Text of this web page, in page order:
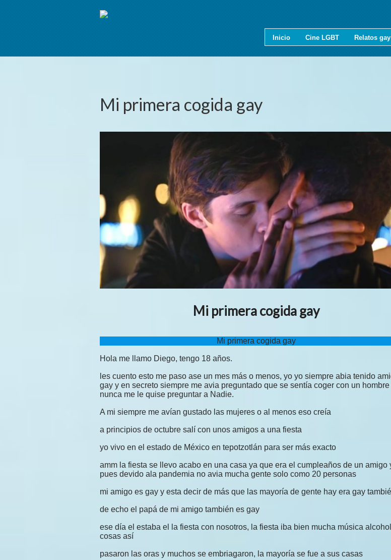
Inicio Cine LGBT Relatos gay
Mi primera cogida gay
Mi primera cogida gay
Mi primera cogida gay
Hola me llamo Diego, tengo 18 años.
les cuento esto me paso ase un mes más o menos, yo yo siempre abia tenido
gay y en secreto siempre me avia preguntado que se sentía coger con un
nunca me le quise preguntar a Nadie.
A mi siempre me avían gustado las mujeres o al menos eso creía
a principios de octubre salí con unos amigos a una fiesta
yo vivo en el estado de México en tepotzotlán para ser más exacto
amm la fiesta se llevo acabo en una casa ya que era el cumpleaños de un amigo
pues devido ala pandemia no avia mucha gente solo como 20 personas
mi amigo es gay y esta decir de más que las mayoría de gente hay era gay
de echo el papá de mi amigo también es gay
ese día el estaba el la fiesta con nosotros, la fiesta iba bien mucha música
cosas así
pasaron las oras y muchos se embriagaron, la mayoría se fue a sus casas